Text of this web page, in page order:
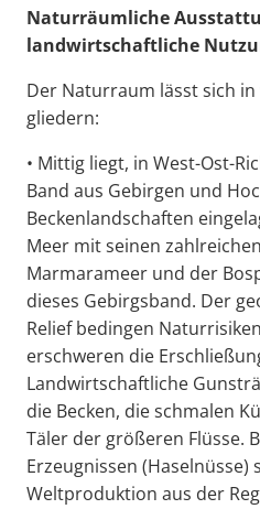
Naturräumliche
landwirtschaftliche
Der Naturraum lässt sich
gliedern:
• Mittig liegt, in West-Ost-
Band aus Gebirgen und
Beckenlandschaften
Meer mit seinen
Marmarameer und der
dieses Gebirgsband. Der
Relief bedingen
erschweren die
Landwirtschaftliche
die Becken, die schmalen
Täler der größeren Flüsse.
Erzeugnissen
Weltproduktion aus der